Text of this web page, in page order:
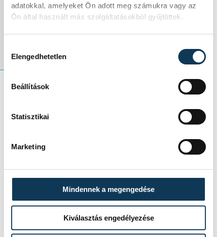
adatokkal, amelyeket Ön adott meg számukra vagy az
Ön által használt más szolgáltatásokból gyűjtöttek.
Elengedhetetlen
Beállítások
Statisztikai
Marketing
Mindennek a megengedése
Kiválasztás engedélyezése
végén fogja
meghozni az EHF.
férfi kézilabda BL
EHF